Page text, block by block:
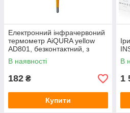
Електронний інфрачервоний
термометр AiQURA yellow
AD801, безконтактний, з
пам'яттю на 16 вимірів
В наявності
182 ₴
Купити
В
1